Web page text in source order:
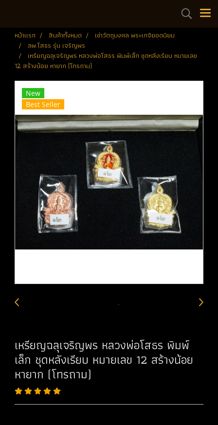
หน้าแรก สินค้าทั้งหมด
เช่าวัตถุมงคล พระเกจิยอดนิยม
ลพ.โสธร รุ่น เจริญพร
เหรียญฉลุเจริญพร หลวงพ่อโสธร พิมพ์เล็ก ชุดหลังเรียบ หมายเลข
12 สร้างน้อย หายาก (โทรถาม)
New
Best Seller
เหรียญฉลุเจริญพร หลวงพ่อโสธร พิมพ์
เล็ก ชุดหลังเรียบ หมายเลข 12 สร้างน้อย
หายาก (โทรถาม)